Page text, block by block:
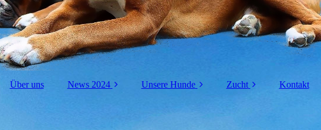
Über uns News 2024 Unsere Hunde Zucht Kontakt